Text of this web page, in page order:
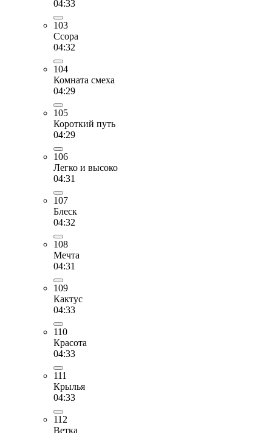
04:33
103
Ссора
04:32
104
Комната смеха
04:29
105
Короткий путь
04:29
106
Легко и высоко
04:31
107
Блеск
04:32
108
Мечта
04:31
109
Кактус
04:33
110
Красота
04:33
111
Крылья
04:33
112
Ветка